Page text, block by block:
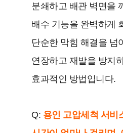
분쇄하고 배관 벽면을
배수 기능을 완벽하게
단순한 막힘 해결을 넘
연장하고 재발을 방지
효과적인 방법입니다.
Q: 용인 고압세척 서비